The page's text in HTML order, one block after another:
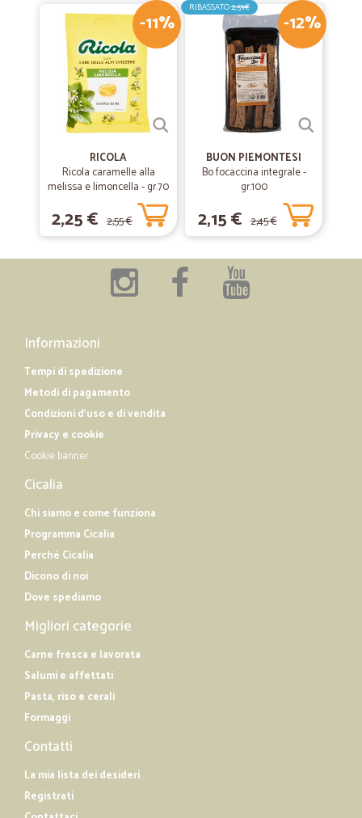
-11%
RICOLA
Ricola caramelle alla
melissa e limoncella - gr.70
2,25 € 2,55 €
-12%
RIBASSATO2,59€
BUON PIEMONTESI
Bo focaccina integrale -
gr.100
2,15 € 2,45 €
Informazioni
Tempi di spedizione
Metodi di pagamento
Condizioni d'uso e di vendita
Privacy e cookie
Cookie banner
Cicalia
Chi siamo e come funziona
Programma Cicalia
Perché Cicalia
Dicono di noi
Dove spediamo
Migliori categorie
Carne fresca e lavorata
Salumi e affettati
Pasta, riso e cerali
Formaggi
Contatti
La mia lista dei desideri
Registrati